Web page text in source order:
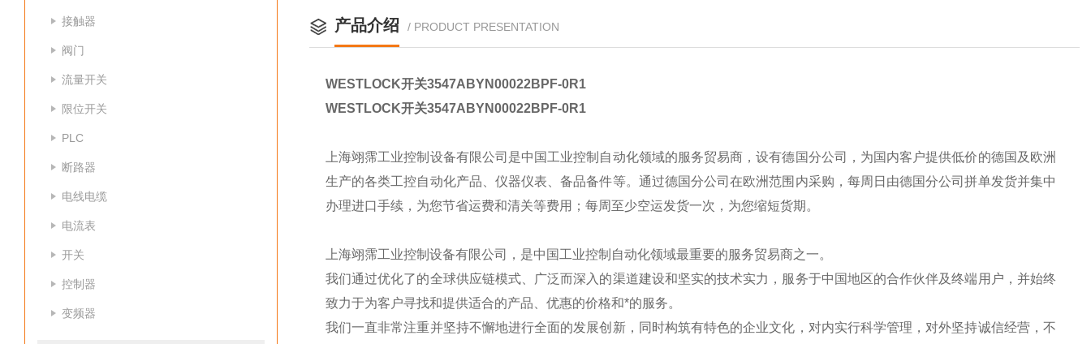
接触器
阀门
流量开关
限位开关
PLC
断路器
电线电缆
电流表
开关
控制器
变频器
产品介绍 / PRODUCT PRESENTATION
WESTLOCK开关3547ABYN00022BPF-0R1
WESTLOCK开关3547ABYN00022BPF-0R1
上海翊霈工业控制设备有限公司是中国工业控制自动化领域的服务贸易商，设有德国分公司，为国内客户提供低价的德国及欧洲
生产的各类工控自动化产品、仪器仪表、备品备件等。通过德国分公司在欧洲范围内采购，每周日由德国分公司拼单发货并集中
办理进口手续，为您节省运费和清关等费用；每周至少空运发货一次，为您缩短货期。
上海翊霈工业控制设备有限公司，是中国工业控制自动化领域最重要的服务贸易商之一。
我们通过优化了的全球供应链模式、广泛而深入的渠道建设和坚实的技术实力，服务于中国地区的合作伙伴及终端用户，并始终
致力于为客户寻找和提供适合的产品、优惠的价格和*的服务。
我们一直非常注重并坚持不懈地进行全面的发展创新，同时构筑有特色的企业文化，对内实行科学管理，对外坚持诚信经营，不